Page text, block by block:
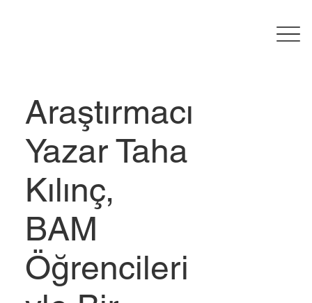
Araştırmacı
Yazar Taha
Kılınç,
BAM
Öğrencileri